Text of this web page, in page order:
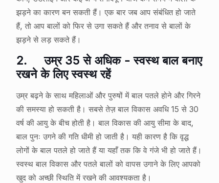
झड़ने का कारण बन सकती हैं। एक बार जब आप संबंधित हो जाते
हैं, तो आप बालों को फिर से उगा सकते हैं और तनाव से बालों के
झड़ने से लड़ सकते हैं।
2.उम्र 35 से अधिक - स्वस्थ बाल बनाए
रखने के लिए स्वस्थ रहें
उम्र बढ़ने के साथ महिलाओं और पुरुषों में बाल पतले होने और गिरने
की समस्या हो सकती है। सबसे तेज़ बाल विकास अवधि 15 से 30
वर्ष की आयु के बीच होती है। बाल विकास की आयु सीमा के बाद,
बाल पुनः उगने की गति धीमी हो जाती है। यही कारण है कि वृद्ध
लोगों के बाल पतले हो जाते हैं या यहाँ तक कि वे गंजे भी हो जाते हैं।
स्वस्थ बाल विकास और पतले बालों को वापस उगाने के लिए आपको
खुद को अच्छी स्थिति में रखने की आवश्यकता है।